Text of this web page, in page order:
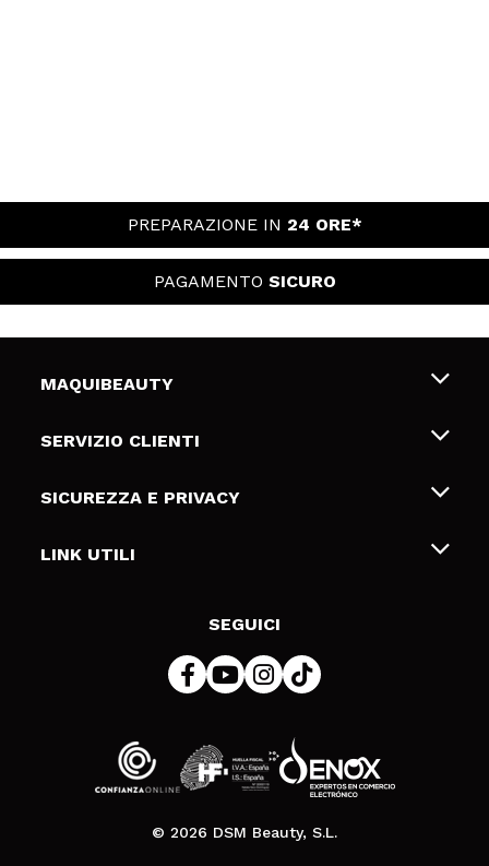
PREPARAZIONE IN 24 ORE*
PAGAMENTO SICURO
MAQUIBEAUTY
Chi siamo
Gift Cards
SERVIZIO CLIENTI
Spedizioni & Resi
Metodi di pagamamento
SICUREZZA E PRIVACY
Termini e condizioni
LINK UTILI
SEGUICI
© 2026 DSM Beauty, S.L.